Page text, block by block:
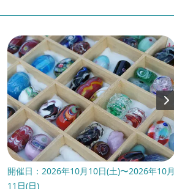
開催日：2026年10月10日(土)〜2026年10月
11日(日)